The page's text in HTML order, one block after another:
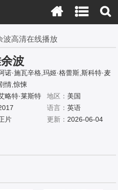
波高清在线播放
波
诺·施瓦辛格,玛姬·格蕾斯,斯科特·麦
文·席格斯,汉娜·韦尔,玛瑞安娜·克拉
·莫肖尔,马丁·多诺万,拉里·苏利文,莫
洛根·弗莱,克里斯托弗·达尔加,迈克尔·
·威廉姆斯,朱达·纳尔逊
情,惊悚
略特·莱斯特 地区： 美国
语言： 英语
片 更新： 2026-06-04